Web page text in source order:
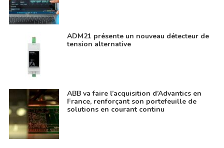
ADM21 présente un nouveau détecteur de
tension alternative
ABB va faire l’acquisition d’Advantics en
France, renforçant son portefeuille de
solutions en courant continu